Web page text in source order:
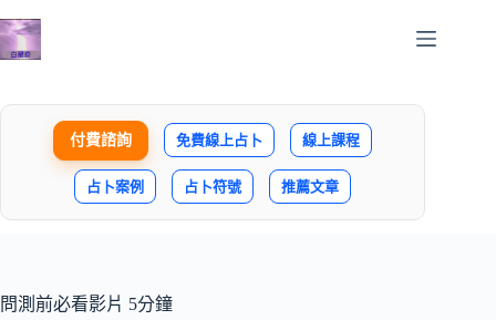
至
付費諮詢 免費線上占卜 線上課程
占卜案例 占卜符號 推薦文章
問測前必看影片 5分鐘